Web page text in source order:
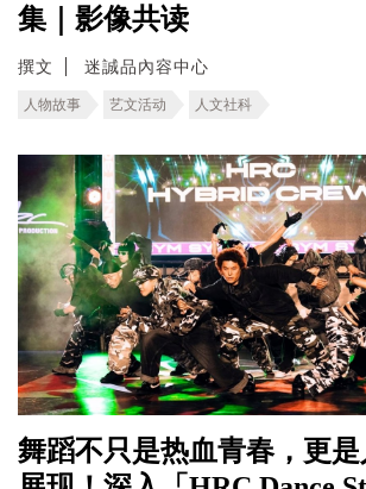
集｜影像共读
撰文 迷誠品內容中心
人物故事 艺文活动 人文社科
舞蹈不只是热血青春，更